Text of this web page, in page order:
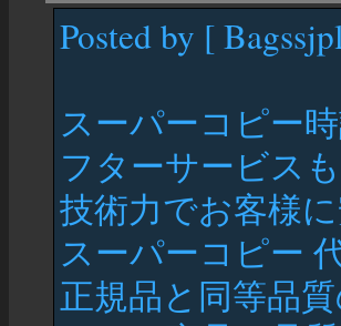
Posted by [
スーパーコピー
フターサービス
技術力でお客様
スーパーコピー
正規品と同等品